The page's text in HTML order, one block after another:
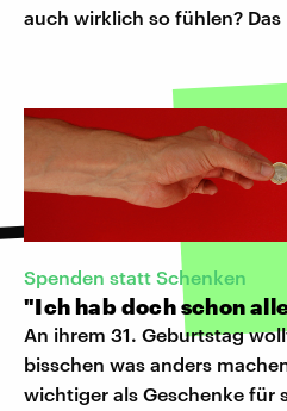
auch wirklich so fühlen? Das
Spenden statt Schenken
"Ich hab doch schon
An ihrem 31. Geburtstag
bisschen was anders
wichtiger als Geschenke für